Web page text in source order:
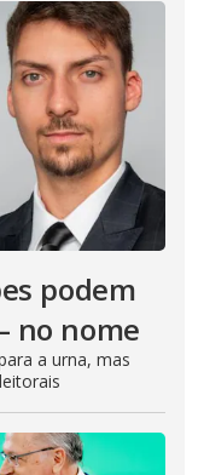
podem
no nome
a urna, mas